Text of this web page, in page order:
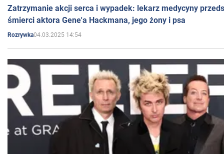
Zatrzymanie akcji serca i wypadek: lekarz medycyny
śmierci aktora Gene'a Hackmana, jego żony i psa
Rozrywka04.03.2025 14:54